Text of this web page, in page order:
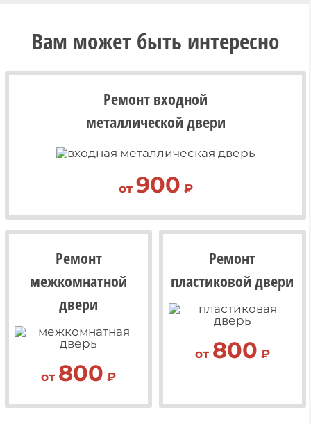
Вам может быть интересно
Ремонт входной
металлической двери
от 900 ₽
Ремонт
межкомнатной
двери
от 800 ₽
Ремонт
пластиковой двери
от 800 ₽